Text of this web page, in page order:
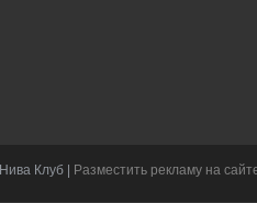
Клуб | Разместить рекламу на